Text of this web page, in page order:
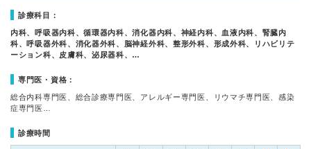
診療科目：
内科、呼吸器内科、循環器内科、消化器内科、神経内科、血液内科、腎臓内
科、呼吸器外科、消化器外科、脳神経外科、整形外科、形成外科、リハビリテ
ーション科、皮膚科、泌尿器科、…
専門医・資格：
総合内科専門医、総合診療専門医、アレルギー専門医、リウマチ専門医、感染
症専門医…
診療時間